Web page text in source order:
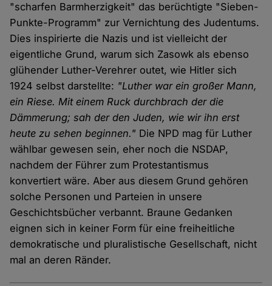
"scharfen Barmherzigkeit" das berüchtigte "Sieben-
Punkte-Programm" zur Vernichtung des Judentums.
Dies inspirierte die Nazis und ist vielleicht der
eigentliche Grund, warum sich Zasowk als ebenso
glühender Luther-Verehrer outet, wie Hitler sich
1924 selbst darstellte: "Luther war ein großer Mann,
ein Riese. Mit einem Ruck durchbrach der die
Dämmerung; sah der den Juden, wie wir ihn erst
heute zu sehen beginnen." Die NPD mag für Luther
wählbar gewesen sein, eher noch die NSDAP,
nachdem der Führer zum Protestantismus
konvertiert wäre. Aber aus diesem Grund gehören
solche Personen und Parteien in unsere
Geschichtsbücher verbannt. Braune Gedanken
eignen sich in keiner Form für eine freiheitliche
demokratische und pluralistische Gesellschaft, nicht
mal an deren Ränder.